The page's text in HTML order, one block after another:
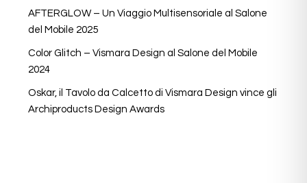
AFTERGLOW – Un Viaggio Multisensoriale al Salone
del Mobile 2025
Color Glitch – Vismara Design al Salone del Mobile
2024
Oskar, il Tavolo da Calcetto di Vismara Design vince gli
Archiproducts Design Awards